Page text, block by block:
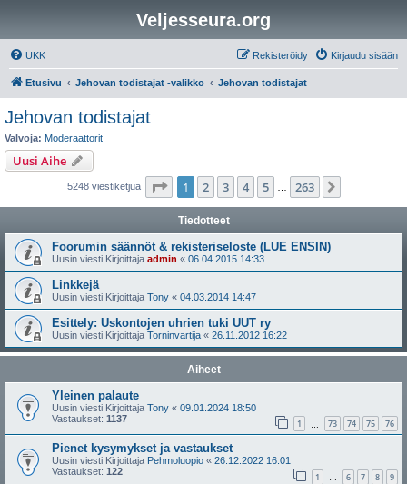
Veljesseura.org
UKK Kirjaudu sisään
Rekisteröidy
Etusivu Jehovan todistajat -valikko Jehovan todistajat
Jehovan todistajat
Valvoja: Moderaattorit
Uusi Aihe
5248 viestiketjua Sivu /263
1 2 3 4 5 263
Tiedotteet
Foorumin säännöt & rekisteriseloste (LUE ENSIN)
Uusin viesti Kirjoittaja admin « 06.04.2015 14:33
Linkkejä
Uusin viesti Kirjoittaja Tony « 04.03.2014 14:47
Esittely: Uskontojen uhrien tuki UUT ry
Uusin viesti Kirjoittaja Torninvartija « 26.11.2012 16:22
Aiheet
Yleinen palaute
Uusin viesti Kirjoittaja Tony « 09.01.2024 18:50
Vastaukset: 1137 1 73 74 75 76
Pienet kysymykset ja vastaukset
Uusin viesti Kirjoittaja Pehmoluopio « 26.12.2022 16:01
Vastaukset: 122 1 … 6 7 8 9